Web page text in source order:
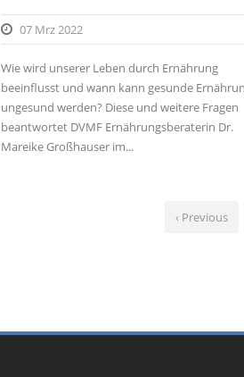
07 Mrz 2022
Wie wird unserer Leben durch Ernährung
beeinflusst und wann kann gesunde
ungesund werden? Diese und weitere Fragen
beantwortet DVMF Ernährungsberaterin Dr.
Mareike Großhauser im...
‹ Previous